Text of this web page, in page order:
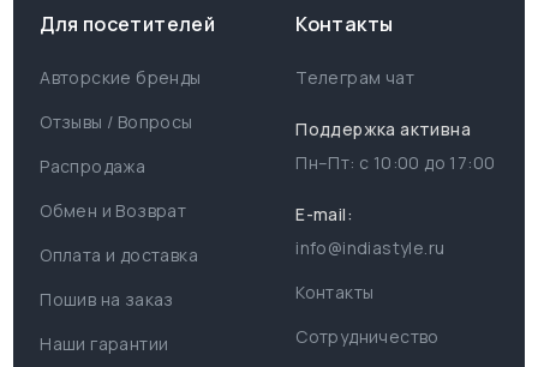
Контакты
Часы работы поддержки
Для пользователя
Информация
Для посетителей
Авторские бренды
Отзывы / Вопросы
Распродажа
Обмен и Возврат
Оплата и доставка
Пошив на заказ
Наши гарантии
Контакты
Телеграм чат
Поддержка активна
Пн–Пт: с 10:00 до 17:00
E-mail:
info@indiastyle.ru
Контакты
Сотрудничество